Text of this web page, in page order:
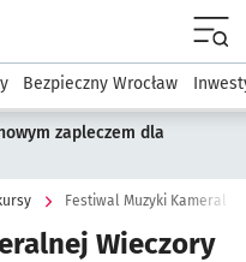
Dla mieszkańca
Bezpieczny Wrocław
zapleczem dla
Festiwal Muzyki
Wieczory